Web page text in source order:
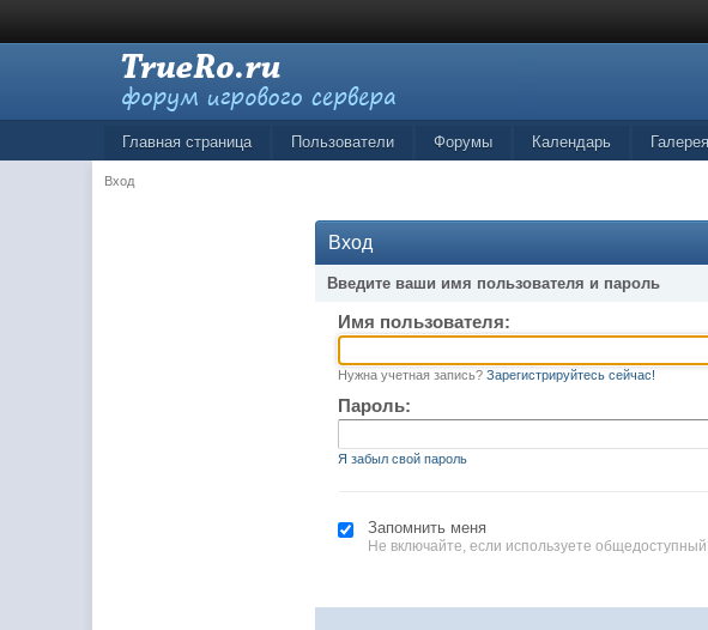
Главная страница Пользователи Форумы Календарь Галерея
Вход
Вход
Введите ваши имя пользователя и пароль
Имя пользователя:
Нужна учетная запись? Зарегистрируйтесь сейчас!
Пароль:
Я забыл свой пароль
Запомнить меня
Не включайте, если используете